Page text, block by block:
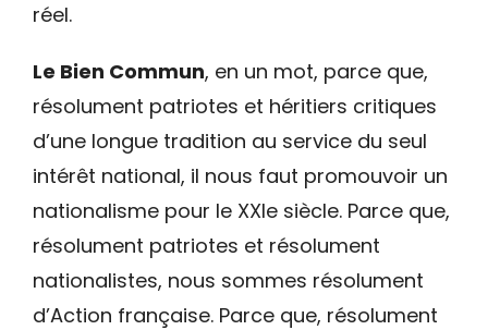
réel.
Le Bien Commun, en un mot, parce que,
résolument patriotes et héritiers critiques
d’une longue tradition au service du seul
intérêt national, il nous faut promouvoir un
nationalisme pour le XXIe siècle. Parce que,
résolument patriotes et résolument
nationalistes, nous sommes résolument
d’Action française. Parce que, résolument